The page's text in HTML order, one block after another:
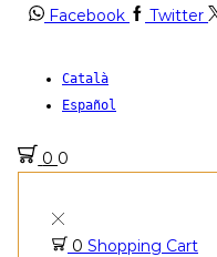
Facebook Twitter
Català
Español
0 0
0 Shopping Cart